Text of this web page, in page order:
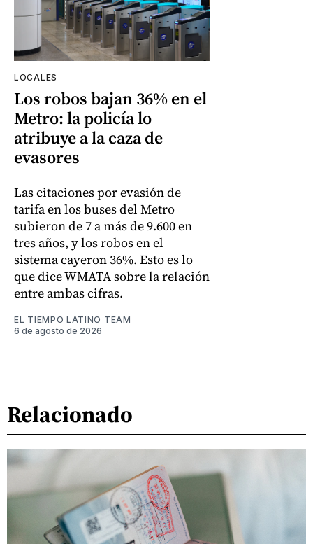
LOCALES
Los robos bajan 36% en el
Metro: la policía lo
atribuye a la caza de
evasores
Las citaciones por evasión de
tarifa en los buses del Metro
subieron de 7 a más de 9.600 en
tres años, y los robos en el
sistema cayeron 36%. Esto es lo
que dice WMATA sobre la relación
entre ambas cifras.
EL TIEMPO LATINO TEAM
6 de agosto de 2026
Relacionado